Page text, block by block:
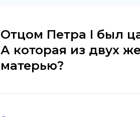
Отцом Петра I был
А которая из двух
матерью?